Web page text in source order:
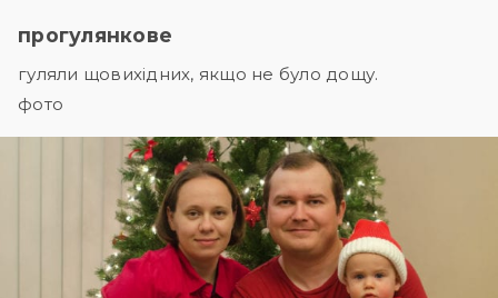
прогулянкове
гуляли щовихідних, якщо не було дощу.
фото